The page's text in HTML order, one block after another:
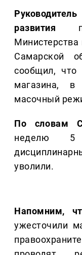
развития
Самарской
сообщил, что
магазина,
масочный
По словам
неделю 5
уволили.
Напомним,
ужесточили